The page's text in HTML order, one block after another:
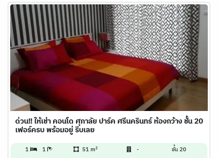
ด่วน!! ให้เช่า คอนโด ศุภาลัย ปาร์ค ศรีนครินทร์ ห้องกว้าง ชั้น 20
เฟอร์ครบ พร้อมอยู่ รีบเลย
1 1 51 m2 - ชั้น 20